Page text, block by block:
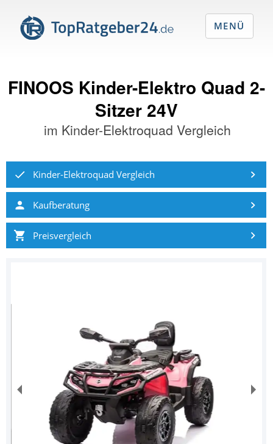
FINOOS Kinder-Elektro Quad 2-
Sitzer 24V
im Kinder-Elektroquad Vergleich
Kinder-Elektroquad Vergleich
Kaufberatung
Preisvergleich
MENÜ